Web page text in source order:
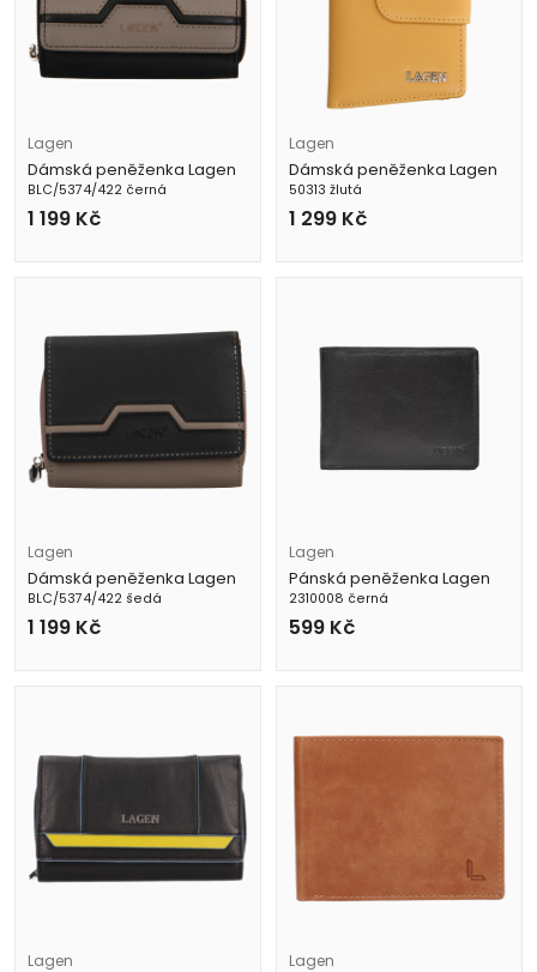
Lagen
Dámská peněženka Lagen
BLC/5374/422 černá
1 199 Kč
Lagen
Dámská peněženka Lagen
50313 žlutá
1 299 Kč
Lagen
Dámská peněženka Lagen
BLC/5374/422 šedá
1 199 Kč
Lagen
Pánská peněženka Lagen
2310008 černá
599 Kč
Lagen Lagen